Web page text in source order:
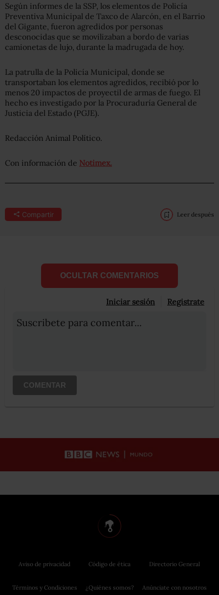
Según informes de la SSP, los elementos de Policía
Preventiva Municipal de Taxco de Alarcón, en el Barrio
del Gigante, fueron agredidos por personas
desconocidas que se movilizaban a bordo de varias
camionetas de lujo, durante la madrugada de hoy.
La patrulla de la Policía Municipal, donde se
transportaban los elementos agredidos, recibió por lo
menos 20 impactos de proyectil de armas de fuego. El
hecho es investigado por la Procuraduría General de
Justicia del Estado (PGJE).
Redacción Animal Político.
Con información de Notimex.
Compartir Leer después
OCULTAR COMENTARIOS
Iniciar sesión Registrate
Suscribete para comentar...
COMENTAR
Aviso de privacidad
Términos y Condiciones
Código de ética
¿Quiénes somos?
Directorio General
Anúnciate con nosotros